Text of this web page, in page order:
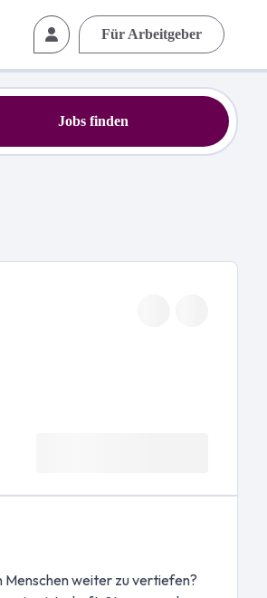
Für Arbeitgeber
Jobs finden